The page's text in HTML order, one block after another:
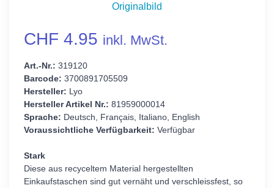
Originalbild
CHF 4.95 inkl. MwSt.
Art.-Nr.: 319120
Barcode: 3700891705509
Hersteller: Lyo
Hersteller Artikel Nr.: 81959000014
Sprache: Deutsch, Français, Italiano, English
Voraussichtliche Verfügbarkeit: Verfügbar
Stark
Diese aus recyceltem Material hergestellten
Einkaufstaschen sind gut vernäht und verschleissfest, so